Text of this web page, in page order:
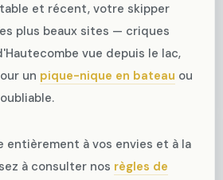
et récent, votre skipper
plus beaux sites — criques
vue depuis le lac,
un pique-nique en bateau ou
entièrement à vos envies et à la
à consulter nos règles de